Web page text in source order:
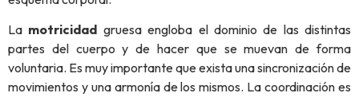
La motricidad gruesa engloba el dominio de las distintas
partes del cuerpo y de hacer que se muevan de forma
voluntaria. Es muy importante que exista una sincronización de
movimientos y una armonía de los mismos. La coordinación es